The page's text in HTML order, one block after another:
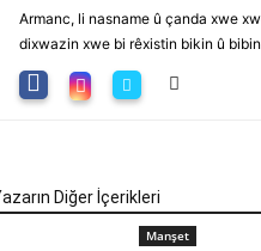
Armanc, li nasname û çanda xwe
dixwazin xwe bi rêxistin bikin û
Diğer İçerikleri
Manşet